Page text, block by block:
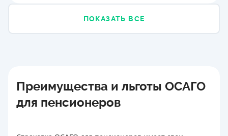
ПОКАЗАТЬ ВСЕ
Преимущества и льготы ОСАГО
для пенсионеров